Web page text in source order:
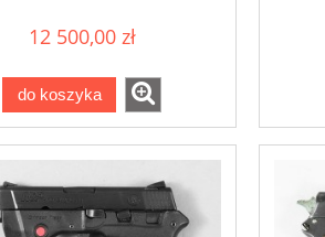
12 500,00 zł
do koszyka